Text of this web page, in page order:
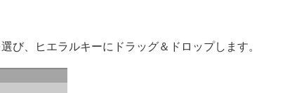
び、ヒエラルキーにドラッグ＆ドロップします。